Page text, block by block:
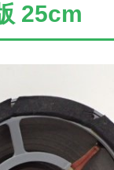
25cm